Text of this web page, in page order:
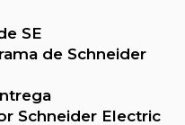
SE
de Schneider
Schneider Electric